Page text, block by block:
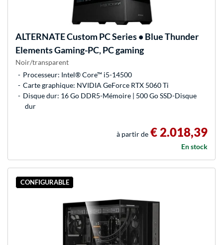
ALTERNATECustom PC Series • Blue Thunder
Elements Gaming-PC, PC gaming
Noir/transparent
Processeur: Intel® Core™ i5-14500
Carte graphique: NVIDIA GeForce RTX 5060 Ti
Disque dur: 16 Go DDR5-Mémoire | 500 Go SSD-Disque
dur
à partir de € 2.018,39
En stock
CONFIGURABLE